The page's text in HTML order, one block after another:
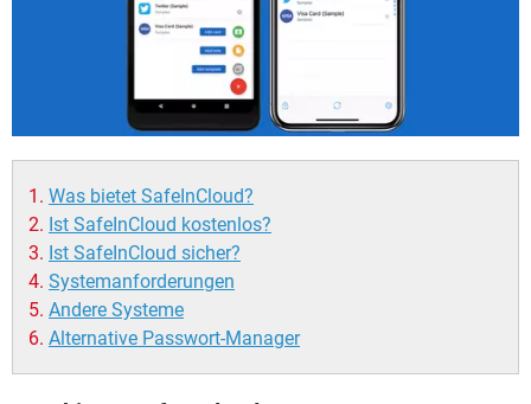
Was bietet SafeInCloud?
Ist SafeInCloud kostenlos?
Ist SafeInCloud sicher?
Systemanforderungen
Andere Systeme
Alternative Passwort-Manager